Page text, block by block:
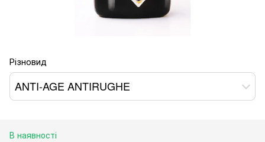
Різновид
ANTI-AGE ANTIRUGHE
В наявності